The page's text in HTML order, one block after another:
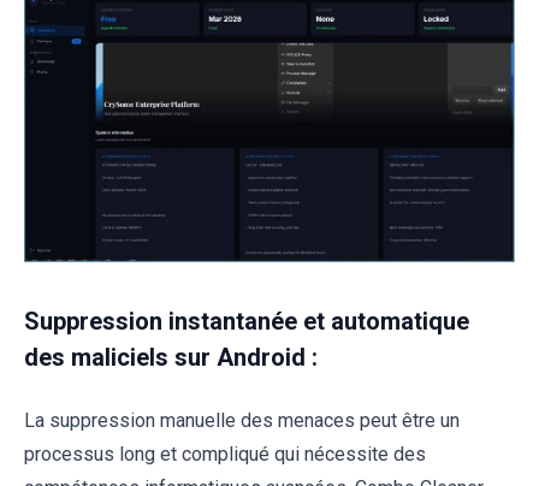
Suppression instantanée et automatique
des maliciels sur Android :
La suppression manuelle des menaces peut être un
processus long et compliqué qui nécessite des